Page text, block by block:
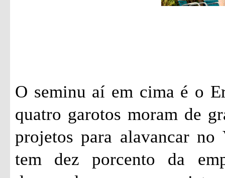
O seminu aí em cima é o
quatro garotos moram de
projetos para alavancar
tem dez porcento da